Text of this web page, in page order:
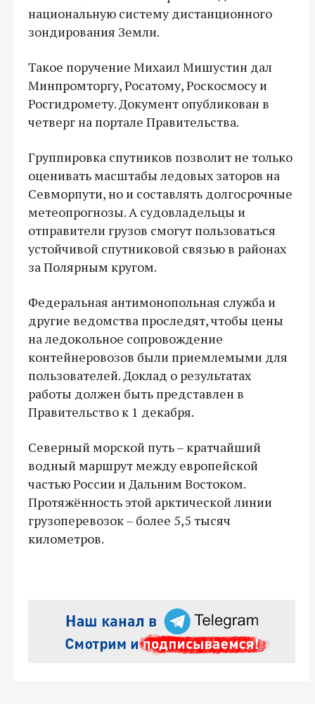
национальную систему дистанционного
зондирования Земли.
Такое поручение Михаил Мишустин дал
Минпромторгу, Росатому, Роскосмосу и
Росгидромету. Документ опубликован в
четверг на портале Правительства.
Группировка спутников позволит не только
оценивать масштабы ледовых заторов на
Севморпути, но и составлять долгосрочные
метеопрогнозы. А судовладельцы и
отправители грузов смогут пользоваться
устойчивой спутниковой связью в районах
за Полярным кругом.
Федеральная антимонопольная служба и
другие ведомства проследят, чтобы цены
на ледокольное сопровождение
контейнеровозов были приемлемыми для
пользователей. Доклад о результатах
работы должен быть представлен в
Правительство к 1 декабря.
Северный морской путь – кратчайший
водный маршрут между европейской
частью России и Дальним Востоком.
Протяжённость этой арктической линии
грузоперевозок – более 5,5 тысяч
километров.